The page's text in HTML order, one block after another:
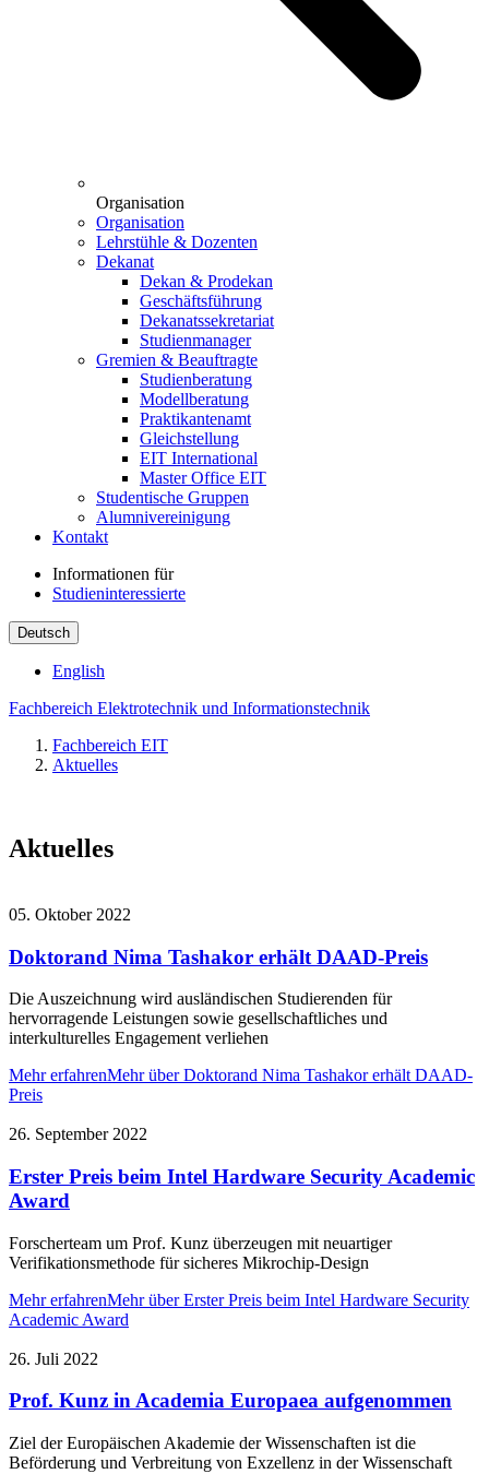
Organisation
Organisation
Lehrstühle & Dozenten
Dekanat
Dekan & Prodekan
Geschäftsführung
Dekanatssekretariat
Studienmanager
Gremien & Beauftragte
Studienberatung
Modellberatung
Praktikantenamt
Gleichstellung
EIT International
Master Office EIT
Studentische Gruppen
Alumnivereinigung
Kontakt
Informationen für
Studieninteressierte
Deutsch
English
Fachbereich Elektrotechnik und Informationstechnik
Fachbereich EIT
Aktuelles
Aktuelles
05. Oktober 2022
Doktorand Nima Tashakor erhält DAAD-Preis
Die Auszeichnung wird ausländischen Studierenden für
hervorragende Leistungen sowie gesellschaftliches und
interkulturelles Engagement verliehen
Mehr erfahrenMehr über Doktorand Nima Tashakor erhält DAAD-
Preis
26. September 2022
Erster Preis beim Intel Hardware Security Academic
Award
Forscherteam um Prof. Kunz überzeugen mit neuartiger
Verifikationsmethode für sicheres Mikrochip-Design
Mehr erfahrenMehr über Erster Preis beim Intel Hardware Security
Academic Award
26. Juli 2022
Prof. Kunz in Academia Europaea aufgenommen
Ziel der Europäischen Akademie der Wissenschaften ist die
Beförderung und Verbreitung von Exzellenz in der Wissenschaft